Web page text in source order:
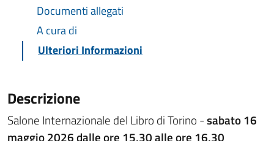
Documenti allegati
A cura di
Ulteriori Informazioni
Descrizione
Salone Internazionale del Libro di Torino -sabato 16
maggio 2026 dalle ore 15,30 alle ore 16,30